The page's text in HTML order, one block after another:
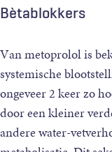
Bètablokkers
Van metoprolol is
systemische
ongeveer 2 keer zo
door een kleiner
andere water-